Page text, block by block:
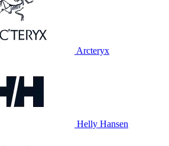
Arcteryx
Helly Hansen